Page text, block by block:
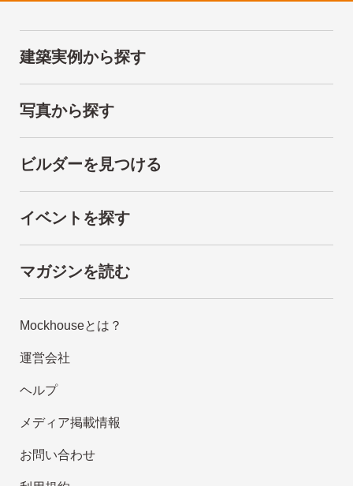
建築実例から探す
写真から探す
ビルダーを見つける
イベントを探す
マガジンを読む
Mockhouseとは？
運営会社
ヘルプ
メディア掲載情報
お問い合わせ